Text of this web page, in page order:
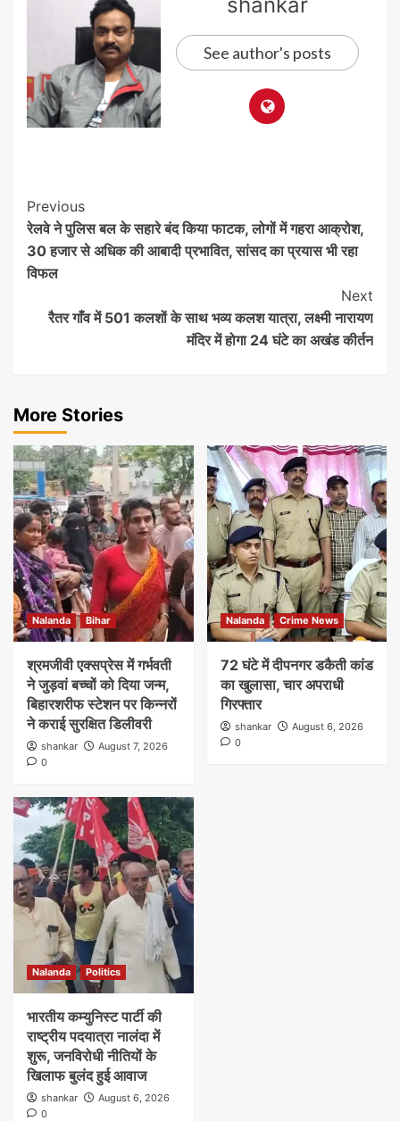
See author's posts
Post
Navigation
Previous
रेलवे ने पुलिस बल के सहारे बंद किया फाटक, लोगों में गहरा आक्रोश,
30 हजार से अधिक की आबादी प्रभावित, सांसद का प्रयास भी रहा
विफल
Next
रैतर गाँव में 501 कलशों के साथ भव्य कलश यात्रा, लक्ष्मी नारायण
मंदिर में होगा 24 घंटे का अखंड कीर्तन
More Stories
Nalanda Bihar
श्रमजीवी एक्सप्रेस में गर्भवती
ने जुड़वां बच्चों को दिया जन्म,
बिहारशरीफ स्टेशन पर किन्नरों
ने कराई सुरक्षित डिलीवरी
shankar
August 7, 2026
0
Nalanda Crime News
72 घंटे में दीपनगर डकैती कांड
का खुलासा, चार अपराधी
गिरफ्तार
shankar
August 6, 2026
0
Nalanda Politics
भारतीय कम्युनिस्ट पार्टी की
राष्ट्रीय पदयात्रा नालंदा में
शुरू, जनविरोधी नीतियों के
खिलाफ बुलंद हुई आवाज
shankar
August 6, 2026
0